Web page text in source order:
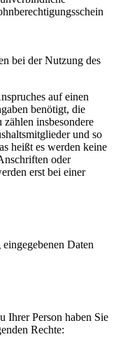
bei der Nutzung des
auf einen
benötigt, die
insbesondere
und so
heißt es werden keine
oder
erst bei einer
Daten
Ihrer Person haben Sie
Rechte: